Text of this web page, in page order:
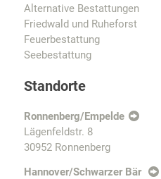
Alternative Bestattungen
Friedwald und Ruheforst
Feuerbestattung
Seebestattung
Standorte
Ronnenberg/Empelde
Lägenfeldstr. 8
30952 Ronnenberg
Hannover/Schwarzer Bär